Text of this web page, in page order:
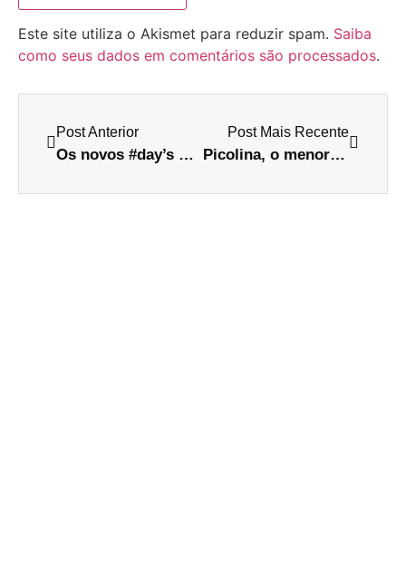
Este site utiliza o Akismet para reduzir spam. Saiba
como seus dados em comentários são processados.
Post Anterior
Os novos #day’s que vão agitar o seu twitter
Post Mais Recente
Picolina, o menor gay do mundo.